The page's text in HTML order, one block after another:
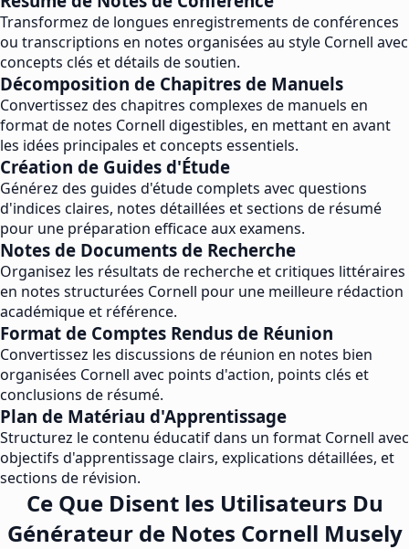
Transformez de longues enregistrements de conférences
ou transcriptions en notes organisées au style Cornell avec
concepts clés et détails de soutien.
Décomposition de Chapitres de Manuels
Convertissez des chapitres complexes de manuels en
format de notes Cornell digestibles, en mettant en avant
les idées principales et concepts essentiels.
Création de Guides d'Étude
Générez des guides d'étude complets avec questions
d'indices claires, notes détaillées et sections de résumé
pour une préparation efficace aux examens.
Notes de Documents de Recherche
Organisez les résultats de recherche et critiques littéraires
en notes structurées Cornell pour une meilleure rédaction
académique et référence.
Format de Comptes Rendus de Réunion
Convertissez les discussions de réunion en notes bien
organisées Cornell avec points d'action, points clés et
conclusions de résumé.
Plan de Matériau d'Apprentissage
Structurez le contenu éducatif dans un format Cornell avec
objectifs d'apprentissage clairs, explications détaillées, et
sections de révision.
Ce Que Disent les Utilisateurs Du
Générateur de Notes Cornell Musely